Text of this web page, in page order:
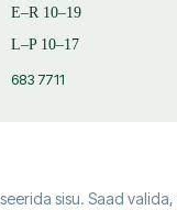
E–R 10–19
L–P 10–17
683 7711
sisu. Saad